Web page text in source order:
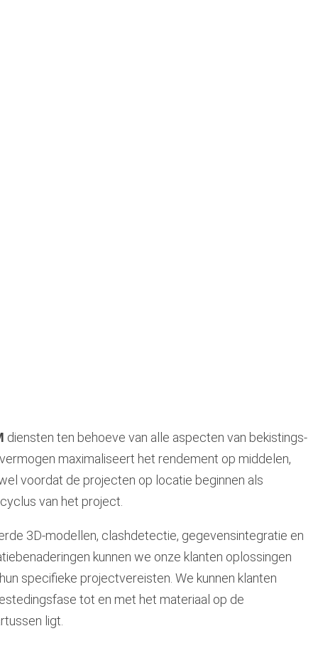
diensten ten behoeve van alle aspecten van bekistings-
maximaliseert het rendement op middelen,
voordat de projecten op locatie beginnen als
van het project.
3D-modellen, clashdetectie, gegevensintegratie en
kunnen we onze klanten oplossingen
specifieke projectvereisten. We kunnen klanten
tot en met het materiaal op de
ligt.